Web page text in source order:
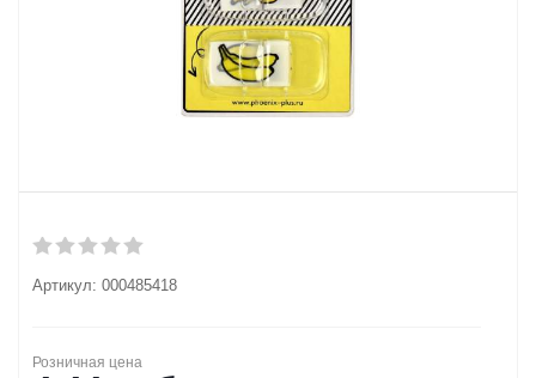
Артикул: 000485418
Розничная цена